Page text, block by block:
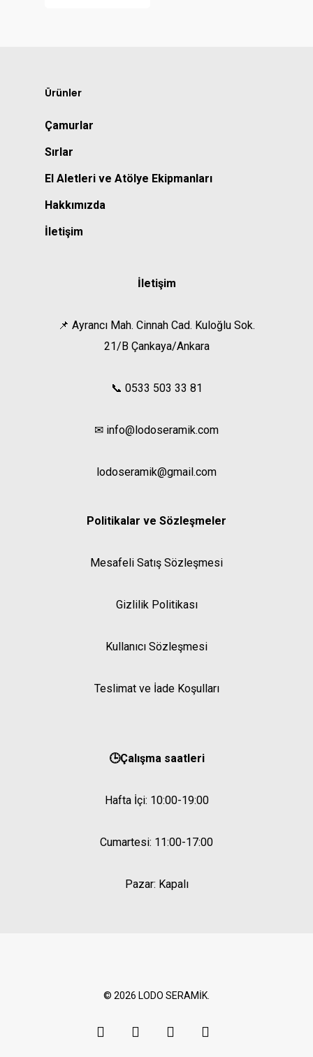
Ürünler
Çamurlar
Sırlar
El Aletleri ve Atölye Ekipmanları
Hakkımızda
İletişim
İletişim
📌 Ayrancı Mah. Cinnah Cad. Kuloğlu Sok.
21/B Çankaya/Ankara
📞 0533 503 33 81
✉ info@lodoseramik.com
lodoseramik@gmail.com
Politikalar ve Sözleşmeler
Mesafeli Satış Sözleşmesi
Gizlilik Politikası
Kullanıcı Sözleşmesi
Teslimat ve İade Koşulları
🕒Çalışma saatleri
Hafta İçi: 10:00-19:00
Cumartesi: 11:00-17:00
Pazar: Kapalı
© 2026 LODO SERAMİK.
google-
instagramphone email